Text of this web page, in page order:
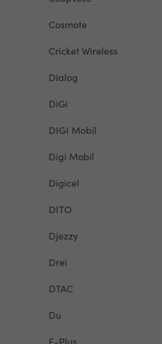
Cosmote
Cricket Wireless
Dialog
DiGi
DIGI Mobil
Digi Mobil
Digicel
DITO
Djezzy
Drei
DTAC
Du
E-Plus